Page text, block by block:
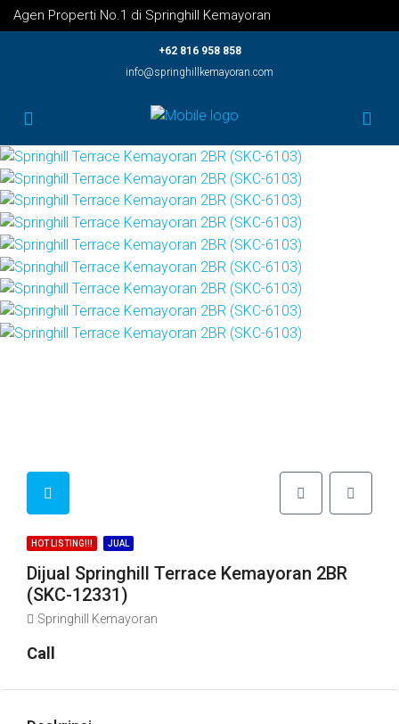
Agen Properti No.1 di Springhill Kemayoran
+62 816 958 858
info@springhillkemayoran.com
HOT LISTING!!! JUAL
Dijual Springhill Terrace Kemayoran 2BR
(SKC-12331)
Springhill Kemayoran
Call